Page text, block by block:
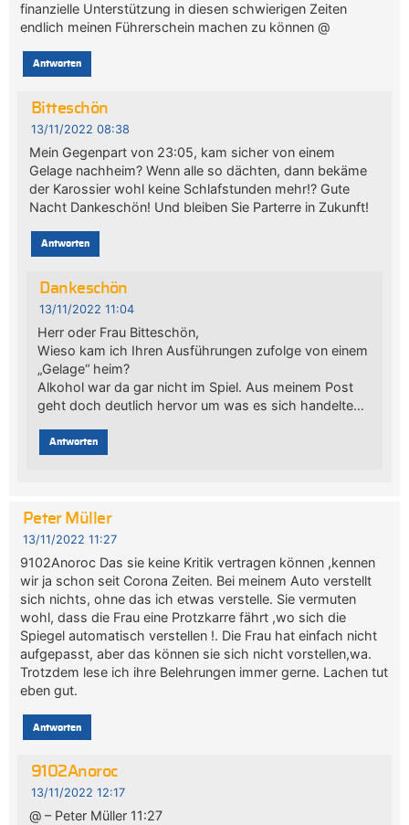
finanzielle Unterstützung in diesen schwierigen Zeiten
endlich meinen Führerschein machen zu können @
Antworten
Bitteschön
13/11/2022 08:38
Mein Gegenpart von 23:05, kam sicher von einem
Gelage nachheim? Wenn alle so dächten, dann bekäme
der Karossier wohl keine Schlafstunden mehr!? Gute
Nacht Dankeschön! Und bleiben Sie Parterre in Zukunft!
Antworten
Dankeschön
13/11/2022 11:04
Herr oder Frau Bitteschön,
Wieso kam ich Ihren Ausführungen zufolge von einem
„Gelage“ heim?
Alkohol war da gar nicht im Spiel. Aus meinem Post
geht doch deutlich hervor um was es sich handelte…
Antworten
Peter Müller
13/11/2022 11:27
9102Anoroc Das sie keine Kritik vertragen können ,kennen
wir ja schon seit Corona Zeiten. Bei meinem Auto verstellt
sich nichts, ohne das ich etwas verstelle. Sie vermuten
wohl, dass die Frau eine Protzkarre fährt ,wo sich die
Spiegel automatisch verstellen !. Die Frau hat einfach nicht
aufgepasst, aber das können sie sich nicht vorstellen,wa.
Trotzdem lese ich ihre Belehrungen immer gerne. Lachen tut
eben gut.
Antworten
9102Anoroc
13/11/2022 12:17
@ – Peter Müller 11:27